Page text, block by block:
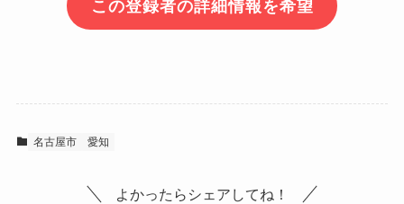
この登録者の詳細情報を希望
名古屋市 愛知
よかったらシェアしてね！